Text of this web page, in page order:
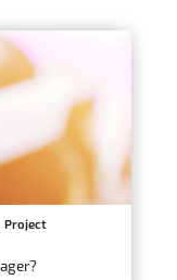
Project